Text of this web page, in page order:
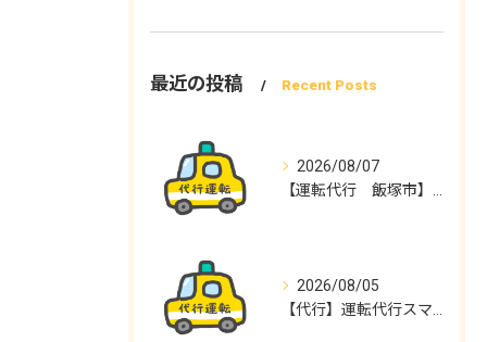
最近の投稿 Recent Posts
2026/08/07
2026/08/05